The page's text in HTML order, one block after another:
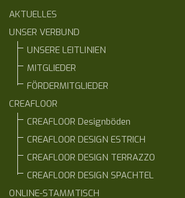
AKTUELLES
UNSER VERBUND
UNSERE LEITLINIEN
MITGLIEDER
FÖRDERMITGLIEDER
CREAFLOOR
CREAFLOOR Designböden
CREAFLOOR DESIGN ESTRICH
CREAFLOOR DESIGN TERRAZZO
CREAFLOOR DESIGN SPACHTEL
ONLINE-STAMMTISCH